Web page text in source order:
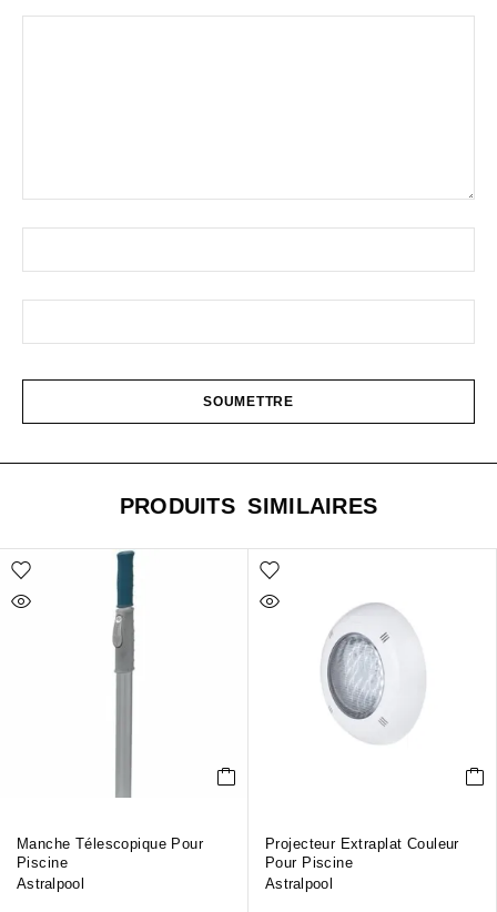
PRODUITS SIMILAIRES
Manche Télescopique Pour
Piscine
Astralpool
Projecteur Extraplat Couleur
Pour Piscine
Astralpool